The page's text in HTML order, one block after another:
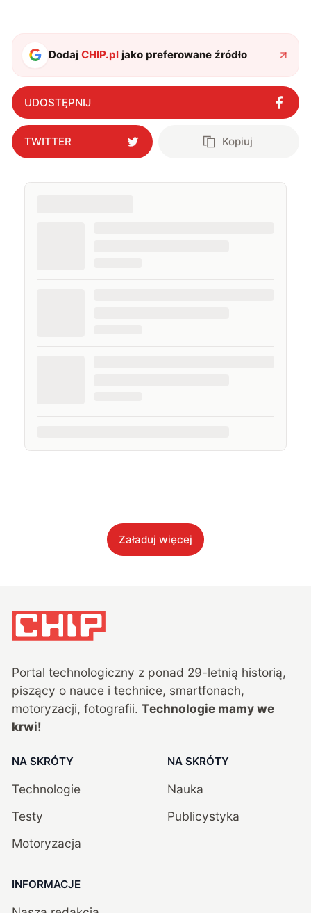
DodajCHIP.pl jako preferowane źródło
UDOSTĘPNIJ
TWITTER Kopiuj
Załaduj więcej
Portal technologiczny z ponad 29-letnią historią,
piszący o nauce i technice, smartfonach,
motoryzacji, fotografii. Technologie mamy we
krwi!
NA SKRÓTY
Technologie
Testy
Motoryzacja
NA SKRÓTY
Nauka
Publicystyka
INFORMACJE